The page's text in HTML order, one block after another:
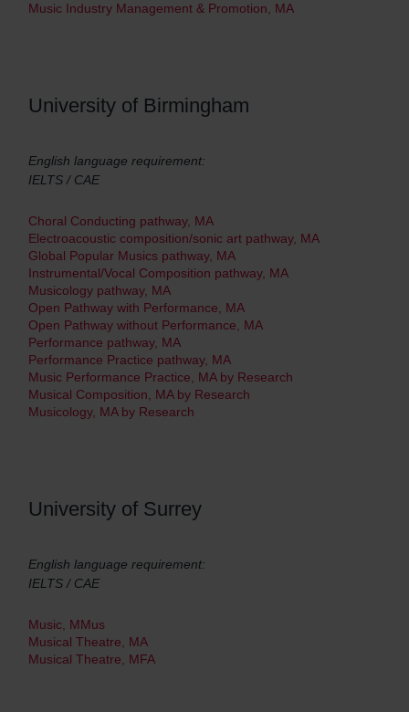
Music Industry Management & Promotion, MA
University of Birmingham
English language requirement:
IELTS / CAE
Choral Conducting pathway, MA
Electroacoustic composition/sonic art pathway, MA
Global Popular Musics pathway, MA
Instrumental/Vocal Composition pathway, MA
Musicology pathway, MA
Open Pathway with Performance, MA
Open Pathway without Performance, MA
Performance pathway, MA
Performance Practice pathway, MA
Music Performance Practice, MA by Research
Musical Composition, MA by Research
Musicology, MA by Research
University of Surrey
English language requirement:
IELTS / CAE
Music, MMus
Musical Theatre, MA
Musical Theatre, MFA